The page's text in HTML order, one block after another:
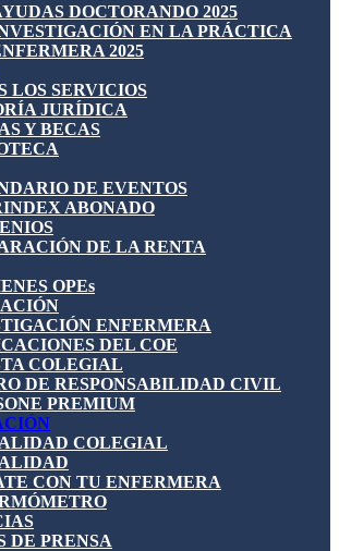
DOCTORANDO 2025
EN LA PRÁCTICA
2025
LOS SERVICIOS
JURÍDICA
Y BECAS
DE EVENTOS
ABONADO
DE LA RENTA
OPEs
ENFERMERA
DEL COE
COLEGIAL
DE RESPONSABILIDAD CIVIL
PREMIUM
COLEGIAL
CON TU ENFERMERA
DE PRENSA